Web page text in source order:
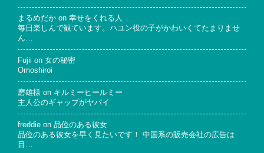
まるめだか on 幸せをくれる人
毎日楽しんで観ています。ハユン役の子がかわいくてたまりませ
ん…
Fujii on 女の秘密
Omoshiroi
磨雄様 on キルミーヒールミー
主人公のギャップがヤバイ
freddie on 品位のある彼女
品位のある彼女を早く見たいです！ 中国系の販売会社の広告は
目…